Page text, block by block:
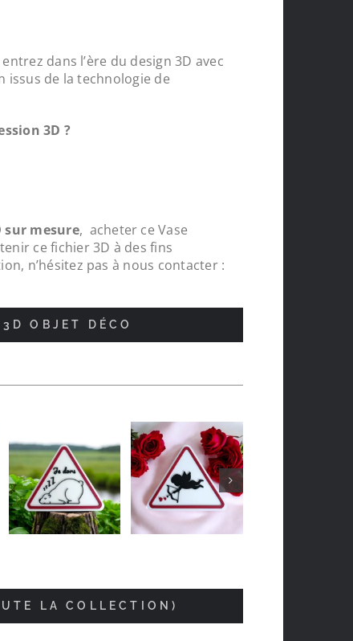
Protections chapeaux de poteaux bois
pour le tour de ma carrière, top , très
dans l’ère du design 3D avec
issus de la technologie de
3D ?
sur mesure, acheter ce Vase
ce fichier 3D à des fins
n’hésitez pas à nous contacter :
OBJET DÉCO
LA COLLECTION)